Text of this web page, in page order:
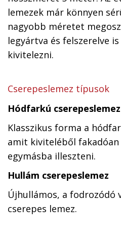
lemezek már könnyen
nagyobb méretet
legyártva és felszerelve
kivitelezni.
Cserepeslemez típusok
Hódfarkú cserepeslemez
Klasszikus forma a
amit kiviteléből
egymásba illeszteni.
Hullám cserepeslemez
Újhullámos, a fodrozódó
cserepes lemez.